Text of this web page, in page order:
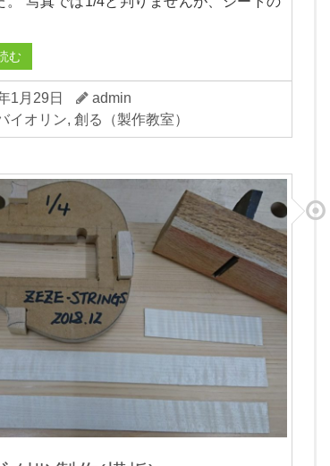
む
1月29日
admin
イオリン, 創る（製作教室）